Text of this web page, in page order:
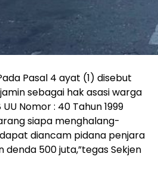
Pasal 4 ayat (1) disebut
sebagai hak asasi warga
Nomor : 40 Tahun 1999
siapa menghalang-
diancam pidana penjara
denda 500 juta,”tegas Sekjen